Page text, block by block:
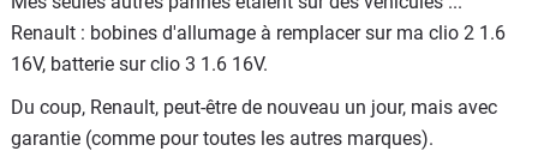
Renault : bobines d'allumage à remplacer sur ma clio 2 1.6
16V, batterie sur clio 3 1.6 16V.
Du coup, Renault, peut-être de nouveau un jour, mais avec
garantie (comme pour toutes les autres marques).